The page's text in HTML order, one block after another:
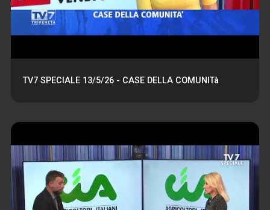
TV7 SPECIALE 13/5/26 - CASE DELLA COMUNITà